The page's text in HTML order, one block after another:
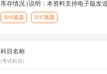
库存情况 (说明：本资料支持电子版发
2016真题 2017真题
科目名称
(考试科目)